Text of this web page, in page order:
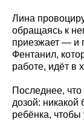
Лина
обращаясь к
приезжает — и
Фентанил,
работе, идёт в
Последнее,
дозой:
ребёнка, чтобы